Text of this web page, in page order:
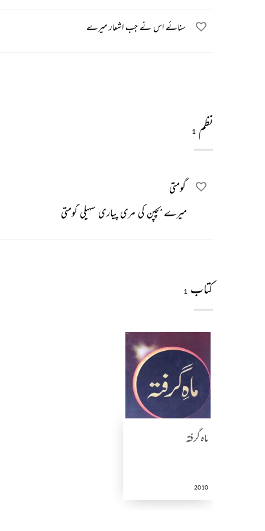
سنائے اس نے جب اشعار میرے
نظم 1
گومتی
میرے بچپن کی مری پیاری سہیلی گومتی
کتاب 1
ماہ گرفتہ
2010